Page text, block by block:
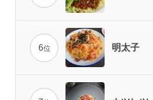
6位 明太子